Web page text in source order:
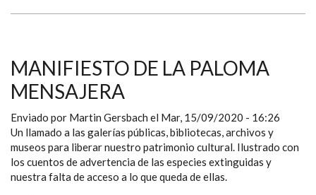
MANIFIESTO DE LA PALOMA
MENSAJERA
Enviado por Martin Gersbach el Mar, 15/09/2020 - 16:26
Un llamado a las galerías públicas, bibliotecas, archivos y
museos para liberar nuestro patrimonio cultural. Ilustrado con
los cuentos de advertencia de las especies extinguidas y
nuestra falta de acceso a lo que queda de ellas.